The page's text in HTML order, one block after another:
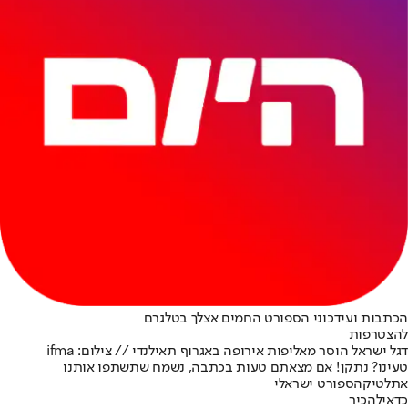
הכתבות ועידכוני הספורט החמים אצלך בטלגרם
להצטרפות
דגל ישראל הוסר מאליפות אירופה באגרוף תאילנדי // צילום: ifma
טעינו? נתקן! אם מצאתם טעות בכתבה, נשמח שתשתפו אותנו
אתלטיקהספורט ישראלי
כדאילהכיר